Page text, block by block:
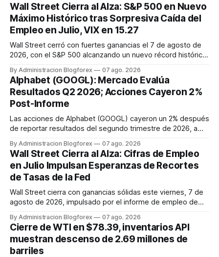
Wall Street Cierra al Alza: S&P 500 en Nuevo
Máximo Histórico tras Sorpresiva Caída del
Empleo en Julio, VIX en 15.27
Wall Street cerró con fuertes ganancias el 7 de agosto de
2026, con el S&P 500 alcanzando un nuevo récord histórico
54,036.93 y el Nasdaq Composite escaló 1.3% a 26,690.62.
El impulso provino de un informe de empleo de julio
inesperadamente ...
By Administracion Blogforex 07 ago. 2026
Alphabet (GOOGL): Mercado Evalúa
Resultados Q2 2026; Acciones Cayeron 2%
Post-Informe
Las acciones de Alphabet (GOOGL) cayeron un 2% después
de reportar resultados del segundo trimestre de 2026, a
usuarios de Gemini, en un mercado que evalúa el impacto
de las inversiones en IA.
By Administracion Blogforex 07 ago. 2026
Wall Street Cierra al Alza: Cifras de Empleo
en Julio Impulsan Esperanzas de Recortes
de Tasas de la Fed
Wall Street cierra con ganancias sólidas este viernes, 7 de
agosto de 2026, impulsado por el informe de empleo de
de trabajo. Este dato macroeconómico incrementó las
expectativas de que la Reserva Federal pueda flexibilizar su
política m...
By Administracion Blogforex 07 ago. 2026
Cierre de WTI en $78.39, inventarios API
muestran descenso de 2.69 millones de
barriles